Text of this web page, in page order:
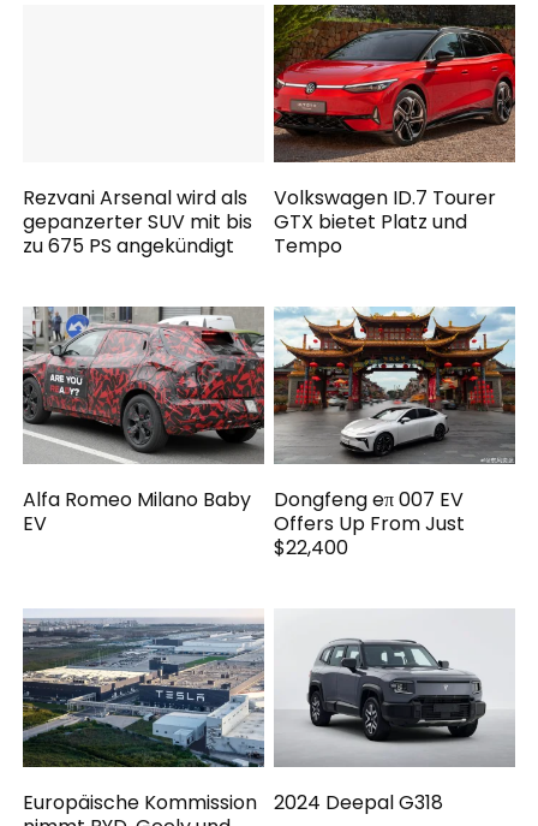
Rezvani Arsenal wird als
gepanzerter SUV mit bis
zu 675 PS angekündigt
Volkswagen ID.7 Tourer
GTX bietet Platz und
Tempo
Alfa Romeo Milano Baby
EV
Dongfeng eπ 007 EV
Offers Up From Just
$22,400
Europäische Kommission
2024 Deepal G318